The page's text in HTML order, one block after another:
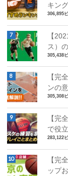
キン
306,895
【
ス）
305,438
【完
ンの
305,308
【完
で役
283,122
【完
ップ